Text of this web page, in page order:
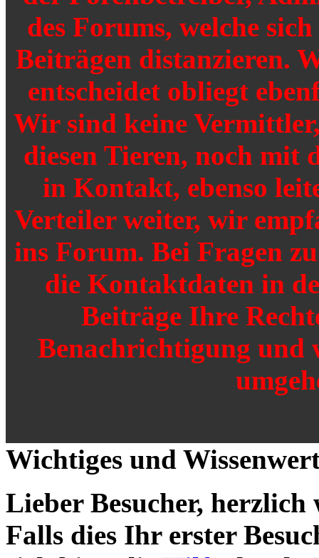
des Forums, welche
Beiträgen distanzieren.
entscheidet obliegt
Wir sind keine
diesen Tieren, noch mit
in Kontakt, ebenso
Verteiler weiter, wir
ins Forum. Bei Fragen
die Kontaktdaten in
Beiträge Ihre
Benachrichtigung und
Wichtiges und
Lieber Besucher,
Falls dies Ihr erster